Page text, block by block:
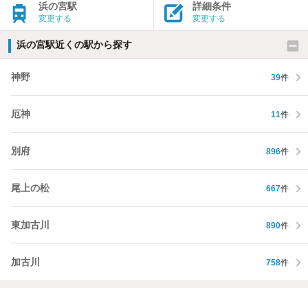
浜の宮駅
変更する
詳細条件
変更する
浜の宮駅近くの駅から探す
神野 39件
厄神 11件
別府 896件
尾上の松 667件
東加古川 890件
加古川 758件